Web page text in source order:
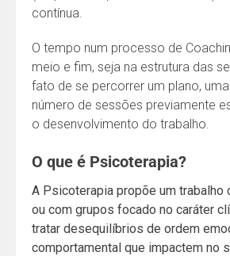
contínua.
O tempo num processo de
meio e fim, seja na estrutura das
fato de se percorrer um plano,
número de sessões previamente
o desenvolvimento do trabalho.
O que é Psicoterapia?
A Psicoterapia propõe um trabalho
ou com grupos focado no caráter
tratar desequilíbrios de ordem
comportamental que impactem no